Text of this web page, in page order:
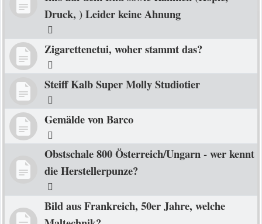
Druck, ) Leider keine Ahnung
Zigarettenetui, woher stammt das?
Steiff Kalb Super Molly Studiotier
Gemälde von Barco
Obstschale 800 Österreich/Ungarn - wer kennt
die Herstellerpunze?
Bild aus Frankreich, 50er Jahre, welche